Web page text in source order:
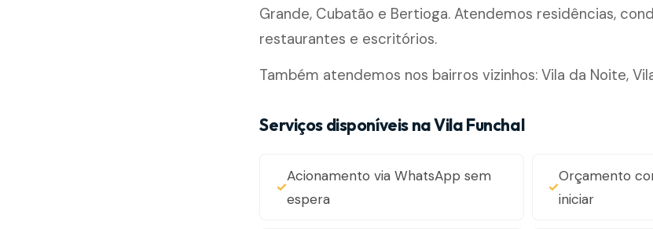
Grande, Cubatão e Bertioga. Atendemos residências,
restaurantes e escritórios.
Também atendemos nos bairros vizinhos: Vila da Noite,
Serviços disponíveis na Vila Funchal
Acionamento via WhatsApp sem
espera
Orçamento
iniciar